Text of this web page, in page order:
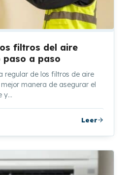
filtros del aire
paso a paso
regular de los filtros de aire
manera de asegurar el
y…
Leer